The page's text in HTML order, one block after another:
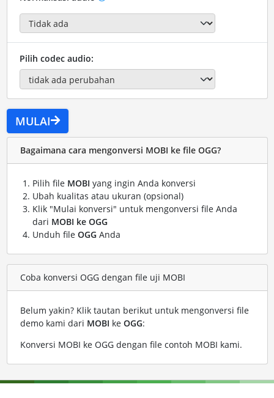
Pilih codec audio:
MULAI
Bagaimana cara mengonversi MOBI ke file OGG?
Pilih file MOBI yang ingin Anda konversi
Ubah kualitas atau ukuran (opsional)
Klik "Mulai konversi" untuk mengonversi file Anda
dari MOBI ke OGG
Unduh file OGG Anda
Coba konversi OGG dengan file uji MOBI
Belum yakin? Klik tautan berikut untuk mengonversi file
demo kami dari MOBI ke OGG:
Konversi MOBI ke OGG dengan file contoh MOBI kami.